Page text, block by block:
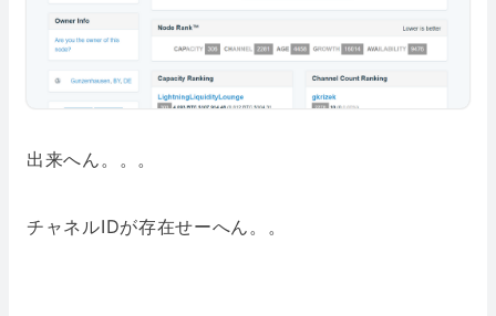
出来へん。。。
チャネルIDが存在せーへん。。